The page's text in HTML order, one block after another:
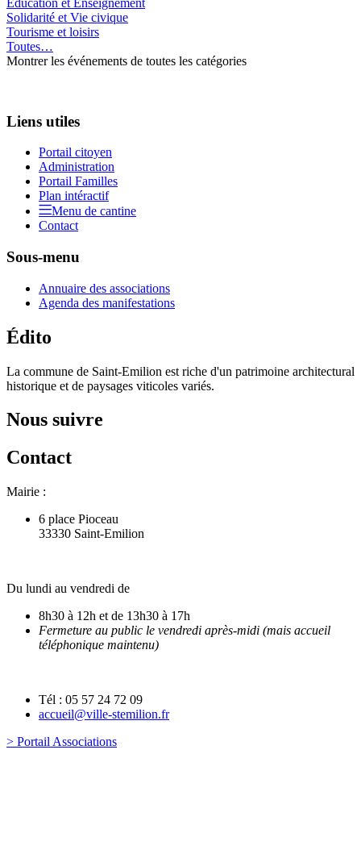
Solidarité et Vie civique
Tourisme et loisirs
Toutes…
Montrer les événements de toutes les catégories
Liens utiles
Portail citoyen
Administration
Portail Familles
Plan intéractif
Menu de cantine
Contact
Sous-menu
Annuaire des associations
Agenda des manifestations
Édito
La commune de Saint-Emilion est riche d'un patrimoine architectural
historique et de paysages viticoles variés.
Nous suivre
Contact
Mairie :
6 place Pioceau
33330 Saint-Emilion
Du lundi au vendredi de
8h30 à 12h et de 13h30 à 17h
Fermeture au public le vendredi après-midi (mais accueil
téléphonique maintenu)
Tél : 05 57 24 72 09
accueil@ville-stemilion.fr
> Portail Associations